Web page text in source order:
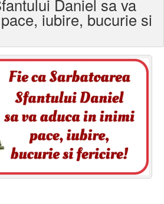
Daniel sa va
iubire, bucurie si